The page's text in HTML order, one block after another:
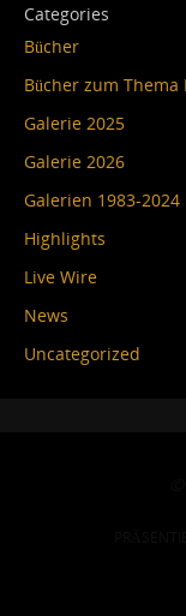
Categories
Bücher
Bücher zum
Galerie 2025
Galerie 2026
Galerien 1983-2024
Highlights
Live Wire
News
Uncategorized